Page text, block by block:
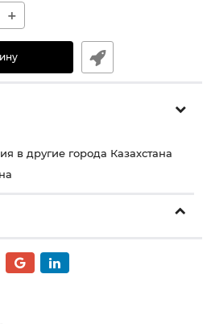
+
в другие города Казахстана